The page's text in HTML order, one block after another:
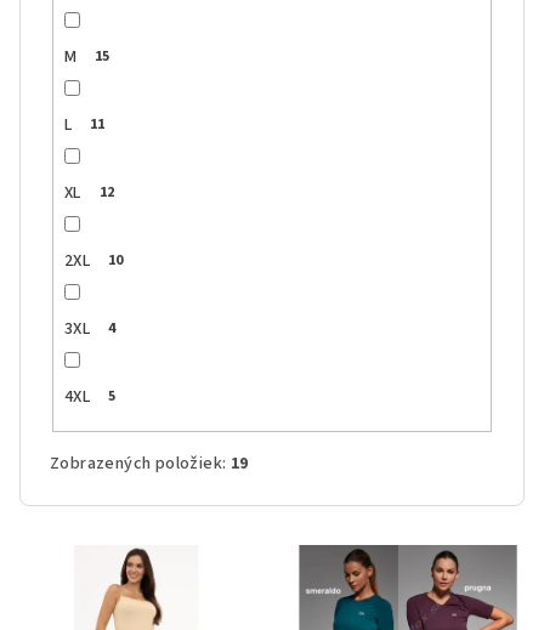
M 15
L 11
XL 12
2XL 10
3XL 4
4XL 5
Zobrazených položiek: 19